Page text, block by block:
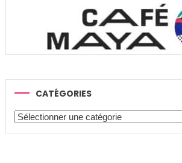
CATÉGORIES
Catégories